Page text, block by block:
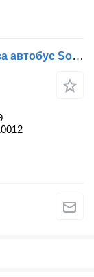
EBS модулатор WABCO 4801040090 за автобус Solaris Urbino, Alpino, Vacanza (1999-)